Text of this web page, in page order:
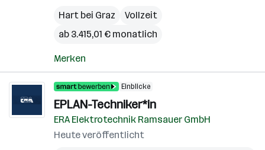
Hart bei Graz
Vollzeit
ab 3.415,01 € monatlich
Merken
Einblicke
EPLAN-Techniker*in
ERA Elektrotechnik Ramsauer GmbH
Heute veröffentlicht